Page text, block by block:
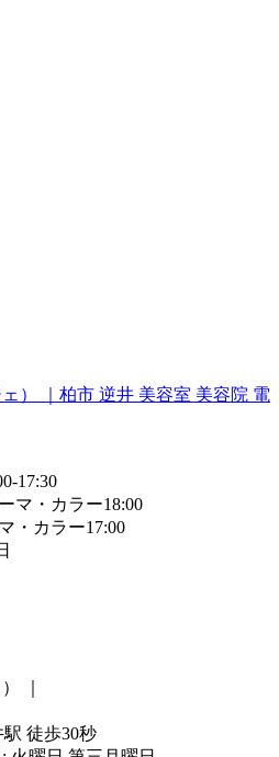
17:30
マ・カラー18:00
・カラー17:00
徒歩30秒